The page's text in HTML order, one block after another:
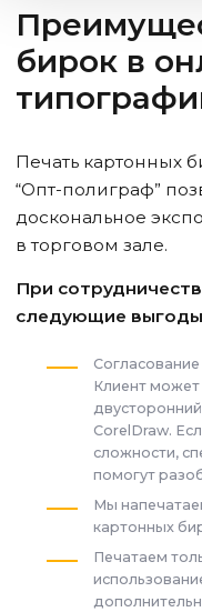
бирок в
Печать картонных
“Опт-полиграф”
доскональное
в торговом зале.
При
следующие
Согласование
Клиент может
CorelDraw.
сложности,
помогут
Мы
картонных
Печатаем